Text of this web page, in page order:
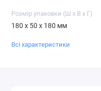
Розмір упаковки (Ш х В х Г)
180 x 50 x 180 мм
Всі характеристики